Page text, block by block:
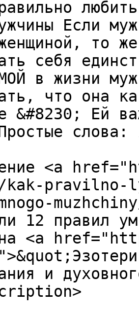
Если
то
себя
в жизни
что она
&#8230; Ей
<a
kak-
12 правил
на <a
и